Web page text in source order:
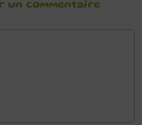
un commentaire